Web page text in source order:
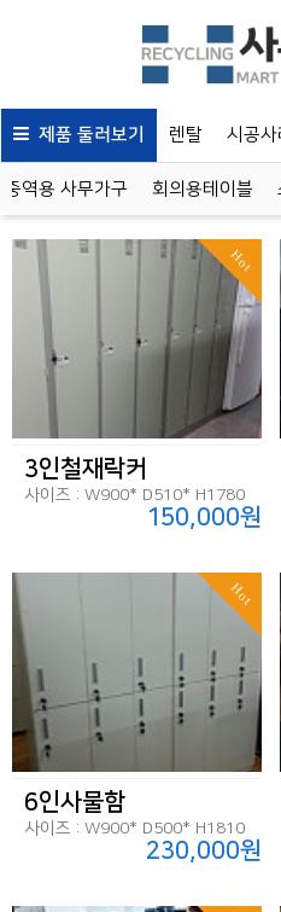
제품 둘러보기 렌탈 시공사
중역용 사무가구 회의용테이블
Hot
3인철재락커
사이즈 : W900* D510* H1780
150,000원
Hot
6인사물함
사이즈 : W900* D500* H1810
230,000원